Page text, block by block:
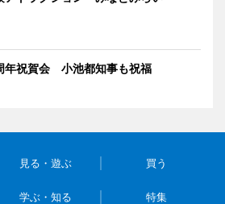
年祝賀会 小池都知事も祝福
見る・遊ぶ 買う
学ぶ・知る 特集